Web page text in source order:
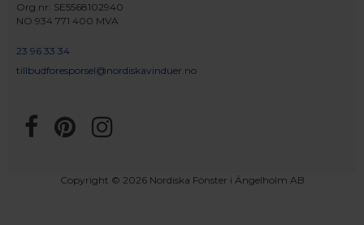
Org.nr: SE5568102940
NO 934 771 400 MVA
23 96 33 34
tillbudforesporsel@nordiskavinduer.no
Copyright © 2026 Nordiska Fönster i Ängelholm AB